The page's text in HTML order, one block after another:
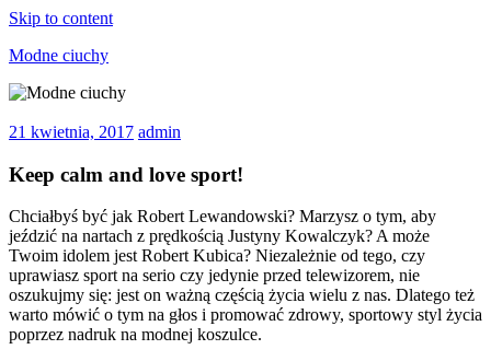
Skip to content
Modne ciuchy
nie
dla
nastolatków
21 kwietnia, 2017 admin
Keep calm and love sport!
Chciałbyś być jak Robert Lewandowski? Marzysz o tym, aby
jeździć na nartach z prędkością Justyny Kowalczyk? A może
Twoim idolem jest Robert Kubica? Niezależnie od tego, czy
uprawiasz sport na serio czy jedynie przed telewizorem, nie
oszukujmy się: jest on ważną częścią życia wielu z nas. Dlatego też
warto mówić o tym na głos i promować zdrowy, sportowy styl życia
poprzez nadruk na modnej koszulce.